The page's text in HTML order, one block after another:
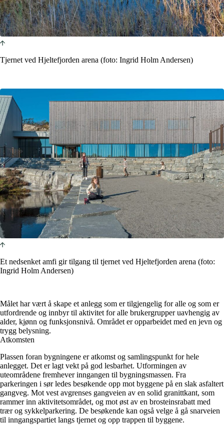
Tjernet ved Hjeltefjorden arena (foto: Ingrid Holm Andersen)
Et nedsenket amfi gir tilgang til tjernet ved Hjeltefjorden arena (foto:
Ingrid Holm Andersen)
Målet har vært å skape et anlegg som er tilgjengelig for alle og som er
utfordrende og innbyr til aktivitet for alle brukergrupper uavhengig av
alder, kjønn og funksjonsnivå. Området er opparbeidet med en jevn og
trygg belysning.
Atkomsten
Plassen foran bygningene er atkomst og samlingspunkt for hele
anlegget. Det er lagt vekt på god lesbarhet. Utformingen av
uteområdene fremhever inngangen til bygningsmassen. Fra
parkeringen i sør ledes besøkende opp mot byggene på en slak asfaltert
gangveg. Mot vest avgrenses gangveien av en solid granittkant, som
rammer inn aktivitetsområdet, og mot øst av en brosteinsrabatt med
trær og sykkelparkering. De besøkende kan også velge å gå snarveien
til inngangspartiet langs tjernet og opp trappen til byggene.